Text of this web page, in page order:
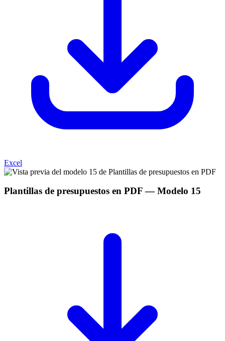
Excel
Plantillas de presupuestos en PDF— Modelo 15